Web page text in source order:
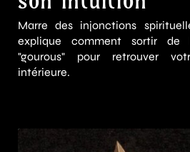
Marre des injonctions
explique comment sortir de
"gourous" pour retrouver
intérieure.